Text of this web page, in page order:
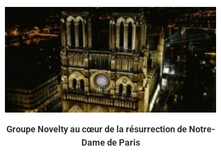
Groupe Novelty au cœur de la résurrection de Notre-
Dame de Paris